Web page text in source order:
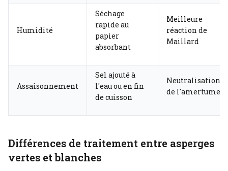
Humidité
Séchage
rapide au
papier
absorbant
Meilleure
réaction de
Maillard
Assaisonnement
Sel ajouté à
l'eau ou en fin
de cuisson
Neutralisation
de l'amertume
Différences de traitement entre asperges
vertes et blanches